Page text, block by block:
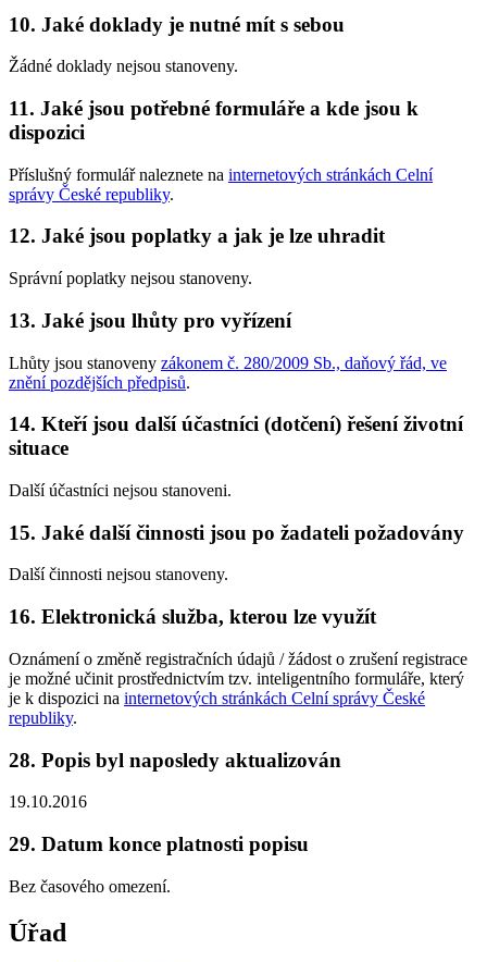
10. Jaké doklady je nutné mít s sebou
Žádné doklady nejsou stanoveny.
11. Jaké jsou potřebné formuláře a kde jsou k
dispozici
Příslušný formulář naleznete na internetových stránkách Celní
správy České republiky.
12. Jaké jsou poplatky a jak je lze uhradit
Správní poplatky nejsou stanoveny.
13. Jaké jsou lhůty pro vyřízení
Lhůty jsou stanoveny zákonem č. 280/2009 Sb., daňový řád, ve
znění pozdějších předpisů.
14. Kteří jsou další účastníci (dotčení) řešení životní
situace
Další účastníci nejsou stanoveni.
15. Jaké další činnosti jsou po žadateli požadovány
Další činnosti nejsou stanoveny.
16. Elektronická služba, kterou lze využít
Oznámení o změně registračních údajů / žádost o zrušení registrace
je možné učinit prostřednictvím tzv. inteligentního formuláře, který
je k dispozici na internetových stránkách Celní správy České
republiky.
28. Popis byl naposledy aktualizován
19.10.2016
29. Datum konce platnosti popisu
Bez časového omezení.
Úřad